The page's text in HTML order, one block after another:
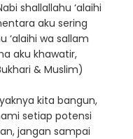
shallallahu ‘alaihi
aku sering
‘alaihi wa sallam
aku khawatir,
& Muslim)
kita bangun,
setiap potensi
jangan sampai